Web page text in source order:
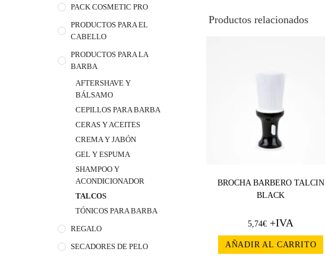
PACK COSMETIC PRO
PRODUCTOS PARA EL
CABELLO
PRODUCTOS PARA LA
BARBA
AFTERSHAVE Y
BÁLSAMO
CEPILLOS PARA BARBA
CERAS Y ACEITES
CREMA Y JABÓN
GEL Y ESPUMA
SHAMPOO Y
ACONDICIONADOR
TALCOS
TÓNICOS PARA BARBA
REGALO
SECADORES DE PELO
Productos relacionados
BROCHA BARBERO TALCIN
BLACK
5,74€ +IVA
AÑADIR AL CARRITO